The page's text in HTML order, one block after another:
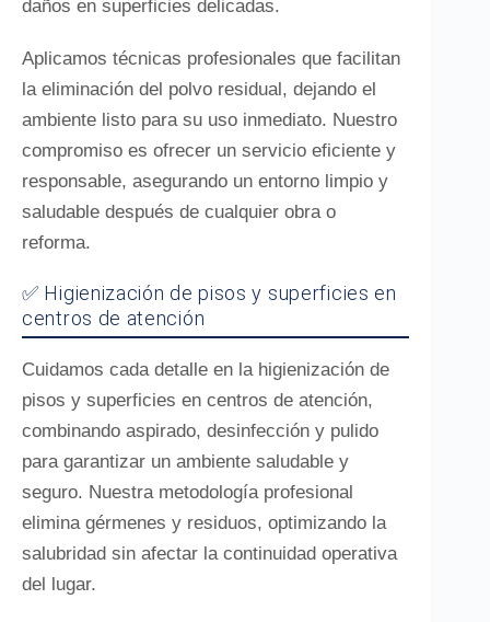
daños en superficies delicadas.
Aplicamos técnicas profesionales que facilitan
la eliminación del polvo residual, dejando el
ambiente listo para su uso inmediato. Nuestro
compromiso es ofrecer un servicio eficiente y
responsable, asegurando un entorno limpio y
saludable después de cualquier obra o
reforma.
✅ Higienización de pisos y superficies en
centros de atención
Cuidamos cada detalle en la higienización de
pisos y superficies en centros de atención,
combinando aspirado, desinfección y pulido
para garantizar un ambiente saludable y
seguro. Nuestra metodología profesional
elimina gérmenes y residuos, optimizando la
salubridad sin afectar la continuidad operativa
del lugar.